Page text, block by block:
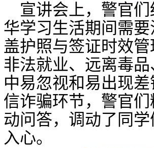
宣讲会上，警官
华学习生活期间需
盖护照与签证时效
非法就业、远离毒
中易忽视和易出现
信诈骗环节， 警官
动问答， 调动了同
入心。